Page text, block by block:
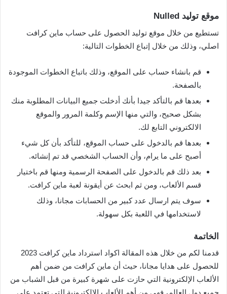
موقع توليد Nulled
تستطيع من خلال موقع توليد الحصول على حساب ماين كرافت
اصلي، وذلك من خلال إتباع الخطوات التالية:
قم بانشاء حساب على الموقع، وذلك باتباع الخطوات الموجودة
بالصفحة.
بعدها قم بالتأكد جيدا بأنك أدخلت جميع البيانات المطلوبة منك
بشكل صحيح، والتي منها الإسم وكلمة المرور والموقع
الالكتروني التابع لك.
بعدها قم بالدخول على حساب الموقع، للتأكد بأن كل شيء
أصبح على ما يرام، وأن الحساب الشخصي قد تم إنشائه.
بعد ذلك قم بالدخول على الصفحة الرسمية ومنها قم باختيار
قسم الألعاب، ومن ثم ابحث عن أيقونة لعبة ماين كرافت.
سوف يتم ارسال عدد كبير من الحسابات مجانا، وذلك
لاستخدامها في اللعبة بكل سهولة.
الخاتمة
قدمنا لكم من خلال هذه المقالة اكواد استرداد ماين كرافت 2023
للحصول على هدايا مجانا، حيث أن ماين كرافت من ضمن أهم
الألعاب الإلكترونية التي حازت على شهرة كبيرة من قبل الشباب من